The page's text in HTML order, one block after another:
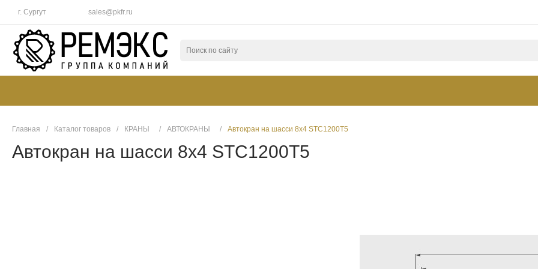
г. Сургут sales@pkfr.ru
Главная / Каталог товаров / КРАНЫ / АВТОКРАНЫ / Автокран на шасси 8х4 STC1200T5
Автокран на шасси 8х4 STC1200T5